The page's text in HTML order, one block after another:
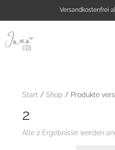
Versandkostenfrei
Start/ Shop / Produkte
2
Alle 2 Ergebnisse werden